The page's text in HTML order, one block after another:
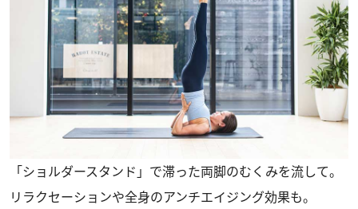
「ショルダースタンド」で滞った両脚のむくみを流して。
リラクセーションや全身のアンチエイジング効果も。